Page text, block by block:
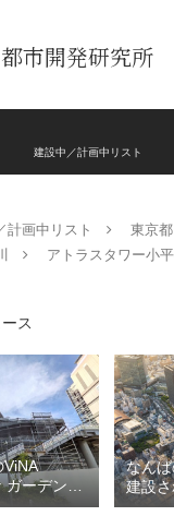
市開発研究所
建設中／計画中リスト
計画中リスト 東京都
アトラスタワー小
ス
ViNA
ガーデン
仮称）フ
なんば
建設さ
の多目